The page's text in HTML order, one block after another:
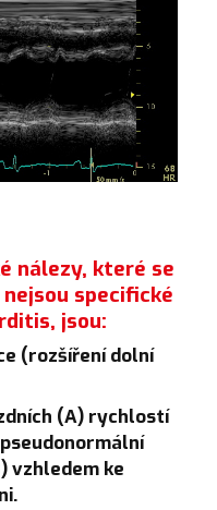
nálezy, které se
specifické
jsou:
(rozšíření dolní
(A) rychlostí
vzhledem ke